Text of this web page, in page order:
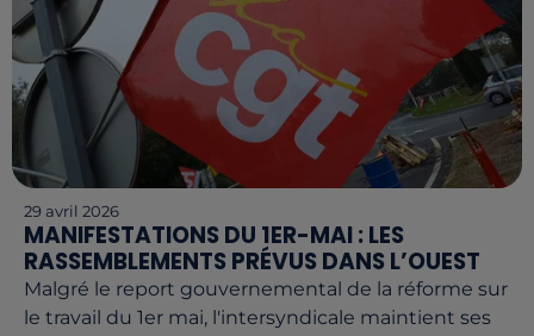
29 avril 2026
MANIFESTATIONS DU 1ER-MAI : LES
RASSEMBLEMENTS PRÉVUS DANS L’OUEST
Malgré le report gouvernemental de la réforme sur
le travail du 1er mai, l'intersyndicale maintient ses